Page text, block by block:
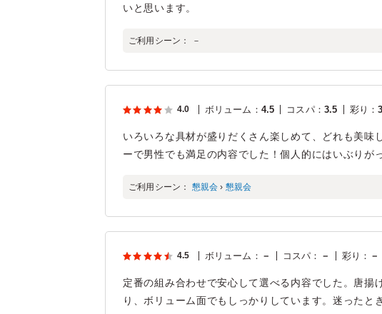
いと思います。
ご利用シーン： －
4.0 ボリューム ： 4.5 コスパ： 3.5 彩り ：
いろいろな具材が盛りだくさん楽しめて、どれも美味
ーで男性でも満足の内容でした！個人的にはいぶりが
ご利用シーン： 懇親会 › 懇親会
4.5 ボリューム ： － コスパ ： － 彩り ： －
定番の組み合わせで安心して選べる内容でした。唐揚
り、ボリューム面でもしっかりしています。迷ったと